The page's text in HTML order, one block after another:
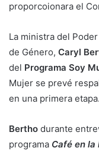
proporcoionara el
La ministra del
de Género, Caryl
del Programa Soy
Mujer se prevé
en una primera etapa.
Bertho durante
programa Café en la